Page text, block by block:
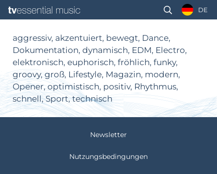
DE
aggressiv, akzentuiert, bewegt, Dance,
Dokumentation, dynamisch, EDM, Electro,
elektronisch, euphorisch, fröhlich, funky,
groovy, groß, Lifestyle, Magazin, modern,
Opener, optimistisch, positiv, Rhythmus,
schnell, Sport, technisch
Newsletter
Nutzungsbedingungen